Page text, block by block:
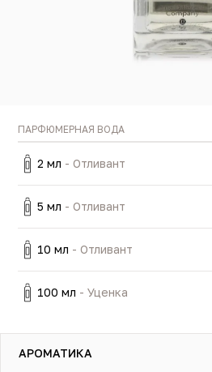
ПАРФЮМЕРНАЯ ВОДА
2 мл - Отливант
5 мл - Отливант
10 мл - Отливант
100 мл - Уценка
АРОМАТИКА